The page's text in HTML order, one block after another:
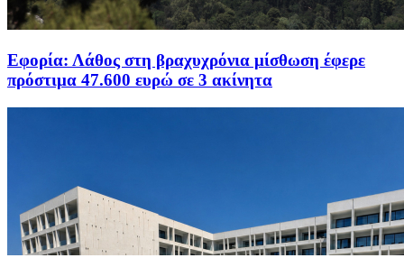
Εφορία: Λάθος στη βραχυχρόνια μίσθωση έφερε
πρόστιμα 47.600 ευρώ σε 3 ακίνητα